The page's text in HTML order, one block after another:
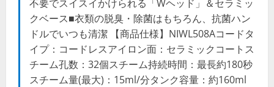
不要でスイスイかけられる「Wヘッド」＆セラミッ
クベース■衣類の脱臭・除菌はもちろん、抗菌ハン
ドルでいつも清潔 【商品仕様】NIWL508Aコードタ
イプ：コードレスアイロン面：セラミックコートス
チーム孔数：32個スチーム持続時間：最長約180秒
スチーム量(最大)：15ml/分タンク容量：約160ml